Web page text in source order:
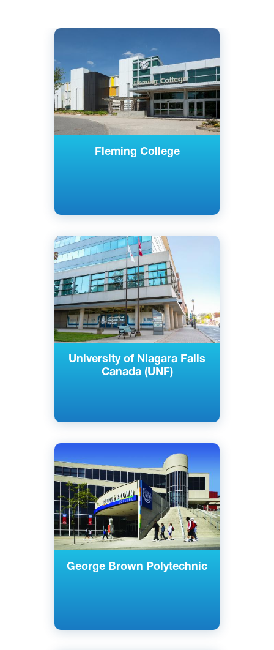
Fleming College
Английский
Государственный
University of Niagara Falls
Canada (UNF)
Английский
Ниагара-Фолс, Канада
Частный
George Brown Polytechnic
Английский
Торонто, Канада
Государственный